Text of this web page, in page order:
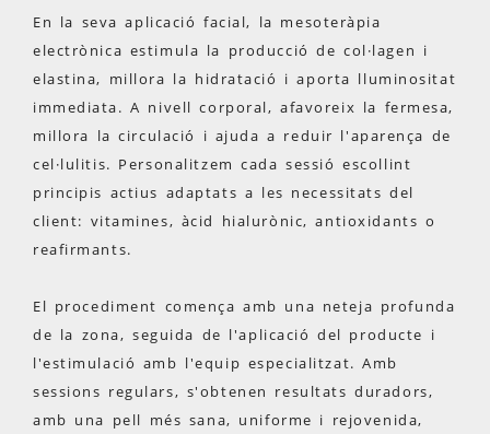
En la seva aplicació facial, la mesoteràpia
electrònica estimula la producció de col·lagen i
elastina, millora la hidratació i aporta lluminositat
immediata. A nivell corporal, afavoreix la fermesa,
millora la circulació i ajuda a reduir l'aparença de
cel·lulitis. Personalitzem cada sessió escollint
principis actius adaptats a les necessitats del
client: vitamines, àcid hialurònic, antioxidants o
reafirmants.
El procediment comença amb una neteja profunda
de la zona, seguida de l'aplicació del producte i
l'estimulació amb l'equip especialitzat. Amb
sessions regulars, s'obtenen resultats duradors,
amb una pell més sana, uniforme i rejovenida,